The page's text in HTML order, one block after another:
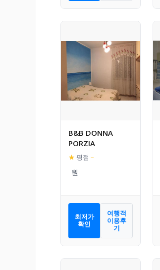
B&B DONNA
PORZIA
★ 평점 –
최저가
확인
여행객
이용후
기